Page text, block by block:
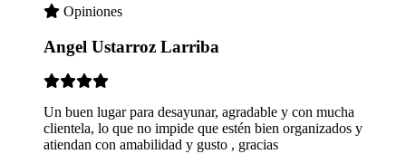
Opiniones
Angel Ustarroz Larriba
Un buen lugar para desayunar, agradable y con mucha
clientela, lo que no impide que estén bien organizados y
atiendan con amabilidad y gusto , gracias